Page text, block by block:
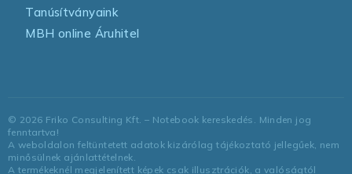
Tanúsítványaink
MBH online Áruhitel
© 2026 Friko Consulting Kft. – Notebook kereskedés. Minden jog
fenntartva!
A weboldalon feltüntetett adatok kizárólag tájékoztató jellegűek, nem
minősülnek ajánlattételnek.
A termékeknél megjelenített képek csak illusztrációk, a valóságtól